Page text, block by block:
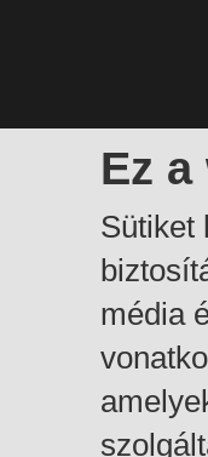
Ez
Sütiket
média